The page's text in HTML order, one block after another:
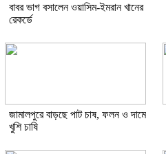
বাবর ভাগ বসালেন ওয়াসিম-ইমরান খানের
রেকর্ডে
জামালপুরে বাড়ছে পাট চাষ, ফলন ও দামে
খুশি চাষি